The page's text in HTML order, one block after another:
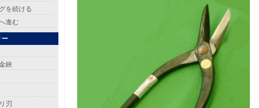
を続ける
進む
ー
鋏
刃